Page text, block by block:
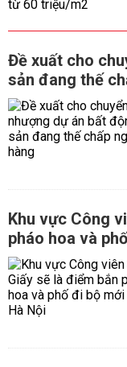
Đề xuất cho
sản đang thế
Khu vực Công
pháo hoa và